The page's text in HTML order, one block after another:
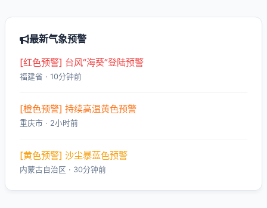
最新气象预警
[红色预警] 台风“海葵”登陆预警
福建省 · 10分钟前
[橙色预警] 持续高温黄色预警
重庆市 · 2小时前
[黄色预警] 沙尘暴蓝色预警
内蒙古自治区 · 30分钟前